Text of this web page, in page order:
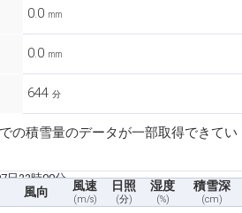
0.0 mm
0.0 mm
644 分
の積雪量のデータが一部取得できてい
日22時00分
風向 風速
(m/s)
日照
(分)
湿度
(%)
積雪深
(cm)